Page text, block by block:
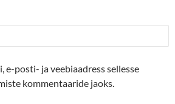
e-posti- ja veebiaadress sellesse
kommentaaride jaoks.